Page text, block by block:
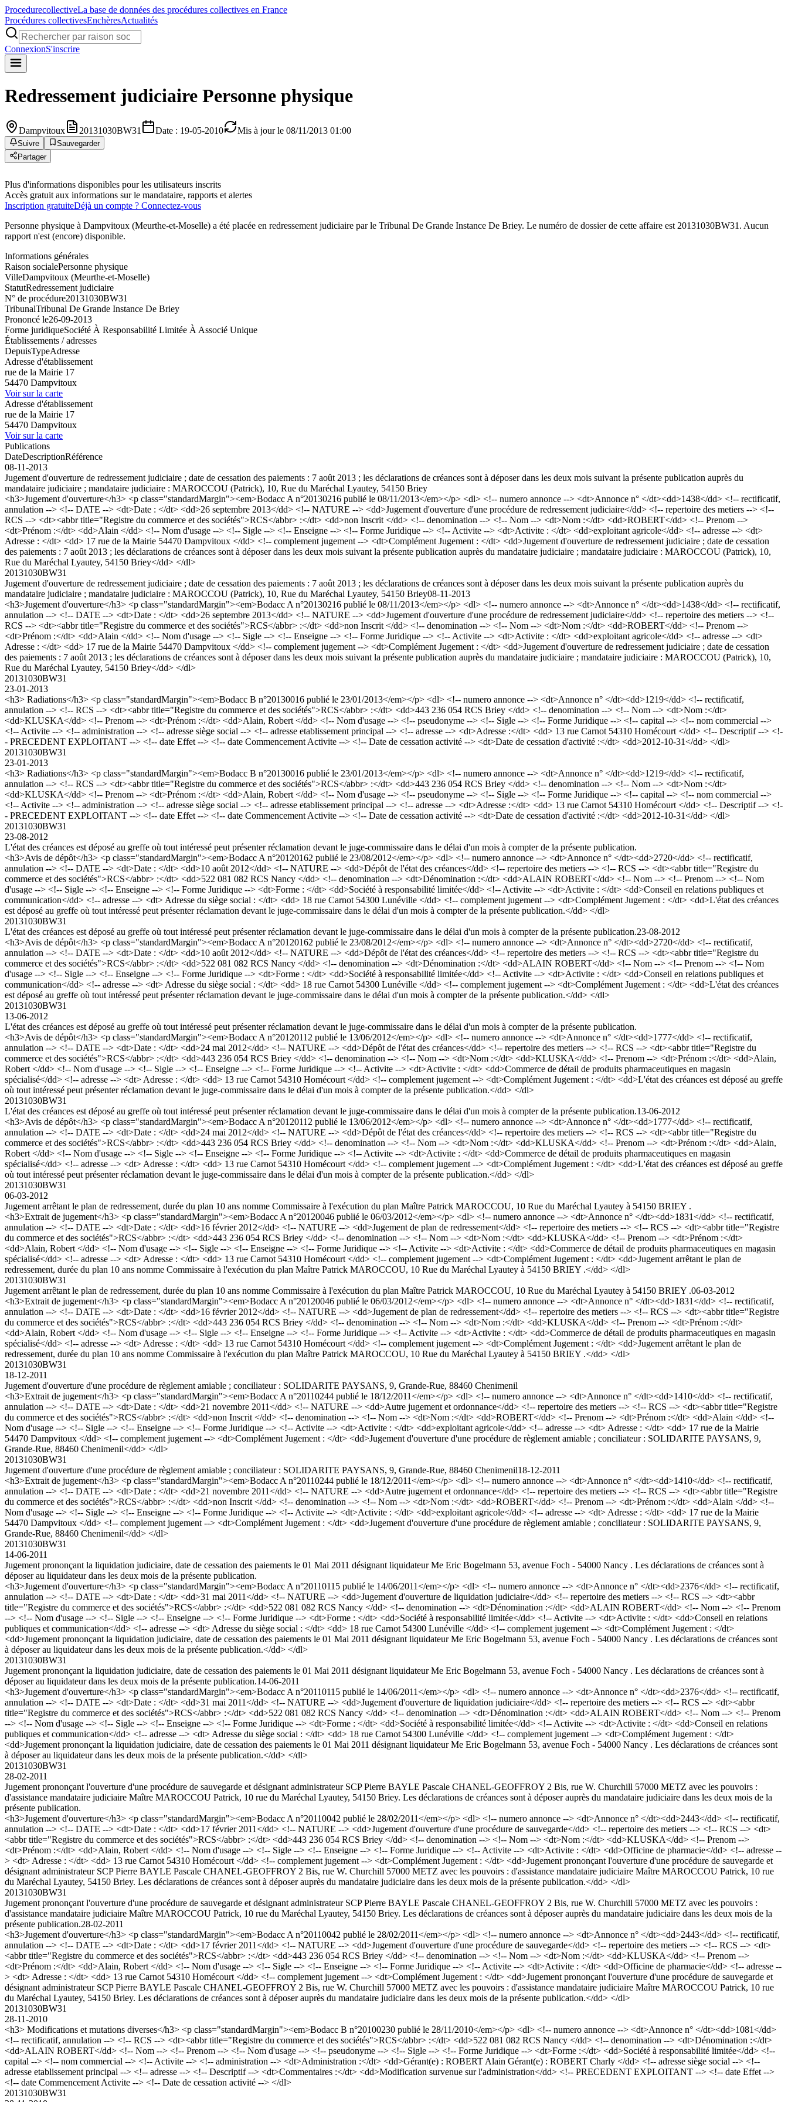
ProcedurecollectiveLa base de données des procédures collectives en France
Procédures collectivesEnchèresActualités
ConnexionS'inscrire
Redressement judiciaire Personne physique
Dampvitoux 20131030BW31 Date : 19-05-2010 Mis à jour le 08/11/2013 01:00
Suivre
Sauvegarder
Partager
Plus d'informations disponibles pour les utilisateurs inscrits
Accès gratuit aux informations sur le mandataire, rapports et alertes
Inscription gratuiteDéjà un compte ? Connectez-vous
Personne physique à Dampvitoux (Meurthe-et-Moselle) a été placée en redressement judiciaire par le Tribunal De Grande Instance De Briey. Le numéro de dossier de cette affaire est 20131030BW31. Aucun
rapport n'est (encore) disponible.
Informations générales
Raison socialePersonne physique
VilleDampvitoux (Meurthe-et-Moselle)
StatutRedressement judiciaire
N° de procédure20131030BW31
TribunalTribunal De Grande Instance De Briey
Prononcé le26-09-2013
Forme juridiqueSociété À Responsabilité Limitée À Associé Unique
Établissements / adresses
DepuisTypeAdresse
Adresse d'établissement
rue de la Mairie 17
54470 Dampvitoux
Voir sur la carte
Adresse d'établissement
rue de la Mairie 17
54470 Dampvitoux
Voir sur la carte
Publications
DateDescriptionRéférence
08-11-2013
Jugement d'ouverture de redressement judiciaire ; date de cessation des paiements : 7 août 2013 ; les déclarations de créances sont à déposer dans les deux mois suivant la présente publication auprès du
mandataire judiciaire ; mandataire judiciaire : MAROCCOU (Patrick), 10, Rue du Maréchal Lyautey, 54150 Briey
<h3>Jugement d'ouverture</h3> <p class="standardMargin"><em>Bodacc A n°20130216 publié le 08/11/2013</em></p> <dl> <!-- numero annonce --> <dt>Annonce n° </dt><dd>1438</dd> <!-- rectificatif,
annulation --> <!-- DATE --> <dt>Date : </dt> <dd>26 septembre 2013</dd> <!-- NATURE --> <dd>Jugement d'ouverture d'une procédure de redressement judiciaire</dd> <!-- repertoire des metiers --> <!--
RCS --> <dt><abbr title="Registre du commerce et des sociétés">RCS</abbr> :</dt> <dd>non Inscrit </dd> <!-- denomination --> <!-- Nom --> <dt>Nom :</dt> <dd>ROBERT</dd> <!-- Prenom -->
<dt>Prénom :</dt> <dd>Alain </dd> <!-- Nom d'usage --> <!-- Sigle --> <!-- Enseigne --> <!-- Forme Juridique --> <!-- Activite --> <dt>Activite : </dt> <dd>exploitant agricole</dd> <!-- adresse --> <dt>
Adresse : </dt> <dd> 17 rue de la Mairie 54470 Dampvitoux </dd> <!-- complement jugement --> <dt>Complément Jugement : </dt> <dd>Jugement d'ouverture de redressement judiciaire ; date de cessation
des paiements : 7 août 2013 ; les déclarations de créances sont à déposer dans les deux mois suivant la présente publication auprès du mandataire judiciaire ; mandataire judiciaire : MAROCCOU (Patrick), 10,
Rue du Maréchal Lyautey, 54150 Briey</dd> </dl>
20131030BW31
Jugement d'ouverture de redressement judiciaire ; date de cessation des paiements : 7 août 2013 ; les déclarations de créances sont à déposer dans les deux mois suivant la présente publication auprès du
mandataire judiciaire ; mandataire judiciaire : MAROCCOU (Patrick), 10, Rue du Maréchal Lyautey, 54150 Briey08-11-2013
<h3>Jugement d'ouverture</h3> <p class="standardMargin"><em>Bodacc A n°20130216 publié le 08/11/2013</em></p> <dl> <!-- numero annonce --> <dt>Annonce n° </dt><dd>1438</dd> <!-- rectificatif,
annulation --> <!-- DATE --> <dt>Date : </dt> <dd>26 septembre 2013</dd> <!-- NATURE --> <dd>Jugement d'ouverture d'une procédure de redressement judiciaire</dd> <!-- repertoire des metiers --> <!--
RCS --> <dt><abbr title="Registre du commerce et des sociétés">RCS</abbr> :</dt> <dd>non Inscrit </dd> <!-- denomination --> <!-- Nom --> <dt>Nom :</dt> <dd>ROBERT</dd> <!-- Prenom -->
<dt>Prénom :</dt> <dd>Alain </dd> <!-- Nom d'usage --> <!-- Sigle --> <!-- Enseigne --> <!-- Forme Juridique --> <!-- Activite --> <dt>Activite : </dt> <dd>exploitant agricole</dd> <!-- adresse --> <dt>
Adresse : </dt> <dd> 17 rue de la Mairie 54470 Dampvitoux </dd> <!-- complement jugement --> <dt>Complément Jugement : </dt> <dd>Jugement d'ouverture de redressement judiciaire ; date de cessation
des paiements : 7 août 2013 ; les déclarations de créances sont à déposer dans les deux mois suivant la présente publication auprès du mandataire judiciaire ; mandataire judiciaire : MAROCCOU (Patrick), 10,
Rue du Maréchal Lyautey, 54150 Briey</dd> </dl>
20131030BW31
23-01-2013
<h3> Radiations</h3> <p class="standardMargin"><em>Bodacc B n°20130016 publié le 23/01/2013</em></p> <dl> <!-- numero annonce --> <dt>Annonce n° </dt><dd>1219</dd> <!-- rectificatif,
annulation --> <!-- RCS --> <dt><abbr title="Registre du commerce et des sociétés">RCS</abbr> :</dt> <dd>443 236 054 RCS Briey </dd> <!-- denomination --> <!-- Nom --> <dt>Nom :</dt>
<dd>KLUSKA</dd> <!-- Prenom --> <dt>Prénom :</dt> <dd>Alain, Robert </dd> <!-- Nom d'usage --> <!-- pseudonyme --> <!-- Sigle --> <!-- Forme Juridique --> <!-- capital --> <!-- nom commercial -->
<!-- Activite --> <!-- administration --> <!-- adresse siège social --> <!-- adresse etablissement principal --> <!-- adresse --> <dt>Adresse :</dt> <dd> 13 rue Carnot 54310 Homécourt </dd> <!-- Descriptif --> <!-
- PRECEDENT EXPLOITANT --> <!-- date Effet --> <!-- date Commencement Activite --> <!-- Date de cessation activité --> <dt>Date de cessation d'activité :</dt> <dd>2012-10-31</dd> </dl>
20131030BW31
23-01-2013
<h3> Radiations</h3> <p class="standardMargin"><em>Bodacc B n°20130016 publié le 23/01/2013</em></p> <dl> <!-- numero annonce --> <dt>Annonce n° </dt><dd>1219</dd> <!-- rectificatif,
annulation --> <!-- RCS --> <dt><abbr title="Registre du commerce et des sociétés">RCS</abbr> :</dt> <dd>443 236 054 RCS Briey </dd> <!-- denomination --> <!-- Nom --> <dt>Nom :</dt>
<dd>KLUSKA</dd> <!-- Prenom --> <dt>Prénom :</dt> <dd>Alain, Robert </dd> <!-- Nom d'usage --> <!-- pseudonyme --> <!-- Sigle --> <!-- Forme Juridique --> <!-- capital --> <!-- nom commercial -->
<!-- Activite --> <!-- administration --> <!-- adresse siège social --> <!-- adresse etablissement principal --> <!-- adresse --> <dt>Adresse :</dt> <dd> 13 rue Carnot 54310 Homécourt </dd> <!-- Descriptif --> <!-
- PRECEDENT EXPLOITANT --> <!-- date Effet --> <!-- date Commencement Activite --> <!-- Date de cessation activité --> <dt>Date de cessation d'activité :</dt> <dd>2012-10-31</dd> </dl>
20131030BW31
23-08-2012
L'état des créances est déposé au greffe où tout intéressé peut présenter réclamation devant le juge-commissaire dans le délai d'un mois à compter de la présente publication.
<h3>Avis de dépôt</h3> <p class="standardMargin"><em>Bodacc A n°20120162 publié le 23/08/2012</em></p> <dl> <!-- numero annonce --> <dt>Annonce n° </dt><dd>2720</dd> <!-- rectificatif,
annulation --> <!-- DATE --> <dt>Date : </dt> <dd>10 août 2012</dd> <!-- NATURE --> <dd>Dépôt de l'état des créances</dd> <!-- repertoire des metiers --> <!-- RCS --> <dt><abbr title="Registre du
commerce et des sociétés">RCS</abbr> :</dt> <dd>522 081 082 RCS Nancy </dd> <!-- denomination --> <dt>Dénomination :</dt> <dd>ALAIN ROBERT</dd> <!-- Nom --> <!-- Prenom --> <!-- Nom
d'usage --> <!-- Sigle --> <!-- Enseigne --> <!-- Forme Juridique --> <dt>Forme : </dt> <dd>Société à responsabilité limitée</dd> <!-- Activite --> <dt>Activite : </dt> <dd>Conseil en relations publiques et
communication</dd> <!-- adresse --> <dt> Adresse du siège social : </dt> <dd> 18 rue Carnot 54300 Lunéville </dd> <!-- complement jugement --> <dt>Complément Jugement : </dt> <dd>L'état des créances
est déposé au greffe où tout intéressé peut présenter réclamation devant le juge-commissaire dans le délai d'un mois à compter de la présente publication.</dd> </dl>
20131030BW31
L'état des créances est déposé au greffe où tout intéressé peut présenter réclamation devant le juge-commissaire dans le délai d'un mois à compter de la présente publication.23-08-2012
<h3>Avis de dépôt</h3> <p class="standardMargin"><em>Bodacc A n°20120162 publié le 23/08/2012</em></p> <dl> <!-- numero annonce --> <dt>Annonce n° </dt><dd>2720</dd> <!-- rectificatif,
annulation --> <!-- DATE --> <dt>Date : </dt> <dd>10 août 2012</dd> <!-- NATURE --> <dd>Dépôt de l'état des créances</dd> <!-- repertoire des metiers --> <!-- RCS --> <dt><abbr title="Registre du
commerce et des sociétés">RCS</abbr> :</dt> <dd>522 081 082 RCS Nancy </dd> <!-- denomination --> <dt>Dénomination :</dt> <dd>ALAIN ROBERT</dd> <!-- Nom --> <!-- Prenom --> <!-- Nom
d'usage --> <!-- Sigle --> <!-- Enseigne --> <!-- Forme Juridique --> <dt>Forme : </dt> <dd>Société à responsabilité limitée</dd> <!-- Activite --> <dt>Activite : </dt> <dd>Conseil en relations publiques et
communication</dd> <!-- adresse --> <dt> Adresse du siège social : </dt> <dd> 18 rue Carnot 54300 Lunéville </dd> <!-- complement jugement --> <dt>Complément Jugement : </dt> <dd>L'état des créances
est déposé au greffe où tout intéressé peut présenter réclamation devant le juge-commissaire dans le délai d'un mois à compter de la présente publication.</dd> </dl>
20131030BW31
13-06-2012
L'état des créances est déposé au greffe où tout intéressé peut présenter réclamation devant le juge-commissaire dans le délai d'un mois à compter de la présente publication.
<h3>Avis de dépôt</h3> <p class="standardMargin"><em>Bodacc A n°20120112 publié le 13/06/2012</em></p> <dl> <!-- numero annonce --> <dt>Annonce n° </dt><dd>1777</dd> <!-- rectificatif,
annulation --> <!-- DATE --> <dt>Date : </dt> <dd>24 mai 2012</dd> <!-- NATURE --> <dd>Dépôt de l'état des créances</dd> <!-- repertoire des metiers --> <!-- RCS --> <dt><abbr title="Registre du
commerce et des sociétés">RCS</abbr> :</dt> <dd>443 236 054 RCS Briey </dd> <!-- denomination --> <!-- Nom --> <dt>Nom :</dt> <dd>KLUSKA</dd> <!-- Prenom --> <dt>Prénom :</dt> <dd>Alain,
Robert </dd> <!-- Nom d'usage --> <!-- Sigle --> <!-- Enseigne --> <!-- Forme Juridique --> <!-- Activite --> <dt>Activite : </dt> <dd>Commerce de détail de produits pharmaceutiques en magasin
spécialisé</dd> <!-- adresse --> <dt> Adresse : </dt> <dd> 13 rue Carnot 54310 Homécourt </dd> <!-- complement jugement --> <dt>Complément Jugement : </dt> <dd>L'état des créances est déposé au greffe
où tout intéressé peut présenter réclamation devant le juge-commissaire dans le délai d'un mois à compter de la présente publication.</dd> </dl>
20131030BW31
L'état des créances est déposé au greffe où tout intéressé peut présenter réclamation devant le juge-commissaire dans le délai d'un mois à compter de la présente publication.13-06-2012
<h3>Avis de dépôt</h3> <p class="standardMargin"><em>Bodacc A n°20120112 publié le 13/06/2012</em></p> <dl> <!-- numero annonce --> <dt>Annonce n° </dt><dd>1777</dd> <!-- rectificatif,
annulation --> <!-- DATE --> <dt>Date : </dt> <dd>24 mai 2012</dd> <!-- NATURE --> <dd>Dépôt de l'état des créances</dd> <!-- repertoire des metiers --> <!-- RCS --> <dt><abbr title="Registre du
commerce et des sociétés">RCS</abbr> :</dt> <dd>443 236 054 RCS Briey </dd> <!-- denomination --> <!-- Nom --> <dt>Nom :</dt> <dd>KLUSKA</dd> <!-- Prenom --> <dt>Prénom :</dt> <dd>Alain,
Robert </dd> <!-- Nom d'usage --> <!-- Sigle --> <!-- Enseigne --> <!-- Forme Juridique --> <!-- Activite --> <dt>Activite : </dt> <dd>Commerce de détail de produits pharmaceutiques en magasin
spécialisé</dd> <!-- adresse --> <dt> Adresse : </dt> <dd> 13 rue Carnot 54310 Homécourt </dd> <!-- complement jugement --> <dt>Complément Jugement : </dt> <dd>L'état des créances est déposé au greffe
où tout intéressé peut présenter réclamation devant le juge-commissaire dans le délai d'un mois à compter de la présente publication.</dd> </dl>
20131030BW31
06-03-2012
Jugement arrêtant le plan de redressement, durée du plan 10 ans nomme Commissaire à l'exécution du plan Maître Patrick MAROCCOU, 10 Rue du Maréchal Lyautey à 54150 BRIEY .
<h3>Extrait de jugement</h3> <p class="standardMargin"><em>Bodacc A n°20120046 publié le 06/03/2012</em></p> <dl> <!-- numero annonce --> <dt>Annonce n° </dt><dd>1831</dd> <!-- rectificatif,
annulation --> <!-- DATE --> <dt>Date : </dt> <dd>16 février 2012</dd> <!-- NATURE --> <dd>Jugement de plan de redressement</dd> <!-- repertoire des metiers --> <!-- RCS --> <dt><abbr title="Registre
du commerce et des sociétés">RCS</abbr> :</dt> <dd>443 236 054 RCS Briey </dd> <!-- denomination --> <!-- Nom --> <dt>Nom :</dt> <dd>KLUSKA</dd> <!-- Prenom --> <dt>Prénom :</dt>
<dd>Alain, Robert </dd> <!-- Nom d'usage --> <!-- Sigle --> <!-- Enseigne --> <!-- Forme Juridique --> <!-- Activite --> <dt>Activite : </dt> <dd>Commerce de détail de produits pharmaceutiques en magasin
spécialisé</dd> <!-- adresse --> <dt> Adresse : </dt> <dd> 13 rue Carnot 54310 Homécourt </dd> <!-- complement jugement --> <dt>Complément Jugement : </dt> <dd>Jugement arrêtant le plan de
redressement, durée du plan 10 ans nomme Commissaire à l'exécution du plan Maître Patrick MAROCCOU, 10 Rue du Maréchal Lyautey à 54150 BRIEY .</dd> </dl>
20131030BW31
Jugement arrêtant le plan de redressement, durée du plan 10 ans nomme Commissaire à l'exécution du plan Maître Patrick MAROCCOU, 10 Rue du Maréchal Lyautey à 54150 BRIEY .06-03-2012
<h3>Extrait de jugement</h3> <p class="standardMargin"><em>Bodacc A n°20120046 publié le 06/03/2012</em></p> <dl> <!-- numero annonce --> <dt>Annonce n° </dt><dd>1831</dd> <!-- rectificatif,
annulation --> <!-- DATE --> <dt>Date : </dt> <dd>16 février 2012</dd> <!-- NATURE --> <dd>Jugement de plan de redressement</dd> <!-- repertoire des metiers --> <!-- RCS --> <dt><abbr title="Registre
du commerce et des sociétés">RCS</abbr> :</dt> <dd>443 236 054 RCS Briey </dd> <!-- denomination --> <!-- Nom --> <dt>Nom :</dt> <dd>KLUSKA</dd> <!-- Prenom --> <dt>Prénom :</dt>
<dd>Alain, Robert </dd> <!-- Nom d'usage --> <!-- Sigle --> <!-- Enseigne --> <!-- Forme Juridique --> <!-- Activite --> <dt>Activite : </dt> <dd>Commerce de détail de produits pharmaceutiques en magasin
spécialisé</dd> <!-- adresse --> <dt> Adresse : </dt> <dd> 13 rue Carnot 54310 Homécourt </dd> <!-- complement jugement --> <dt>Complément Jugement : </dt> <dd>Jugement arrêtant le plan de
redressement, durée du plan 10 ans nomme Commissaire à l'exécution du plan Maître Patrick MAROCCOU, 10 Rue du Maréchal Lyautey à 54150 BRIEY .</dd> </dl>
20131030BW31
18-12-2011
Jugement d'ouverture d'une procédure de règlement amiable ; conciliateur : SOLIDARITE PAYSANS, 9, Grande-Rue, 88460 Chenimenil
<h3>Extrait de jugement</h3> <p class="standardMargin"><em>Bodacc A n°20110244 publié le 18/12/2011</em></p> <dl> <!-- numero annonce --> <dt>Annonce n° </dt><dd>1410</dd> <!-- rectificatif,
annulation --> <!-- DATE --> <dt>Date : </dt> <dd>21 novembre 2011</dd> <!-- NATURE --> <dd>Autre jugement et ordonnance</dd> <!-- repertoire des metiers --> <!-- RCS --> <dt><abbr title="Registre
du commerce et des sociétés">RCS</abbr> :</dt> <dd>non Inscrit </dd> <!-- denomination --> <!-- Nom --> <dt>Nom :</dt> <dd>ROBERT</dd> <!-- Prenom --> <dt>Prénom :</dt> <dd>Alain </dd> <!--
Nom d'usage --> <!-- Sigle --> <!-- Enseigne --> <!-- Forme Juridique --> <!-- Activite --> <dt>Activite : </dt> <dd>exploitant agricole</dd> <!-- adresse --> <dt> Adresse : </dt> <dd> 17 rue de la Mairie
54470 Dampvitoux </dd> <!-- complement jugement --> <dt>Complément Jugement : </dt> <dd>Jugement d'ouverture d'une procédure de règlement amiable ; conciliateur : SOLIDARITE PAYSANS, 9,
Grande-Rue, 88460 Chenimenil</dd> </dl>
20131030BW31
Jugement d'ouverture d'une procédure de règlement amiable ; conciliateur : SOLIDARITE PAYSANS, 9, Grande-Rue, 88460 Chenimenil18-12-2011
<h3>Extrait de jugement</h3> <p class="standardMargin"><em>Bodacc A n°20110244 publié le 18/12/2011</em></p> <dl> <!-- numero annonce --> <dt>Annonce n° </dt><dd>1410</dd> <!-- rectificatif,
annulation --> <!-- DATE --> <dt>Date : </dt> <dd>21 novembre 2011</dd> <!-- NATURE --> <dd>Autre jugement et ordonnance</dd> <!-- repertoire des metiers --> <!-- RCS --> <dt><abbr title="Registre
du commerce et des sociétés">RCS</abbr> :</dt> <dd>non Inscrit </dd> <!-- denomination --> <!-- Nom --> <dt>Nom :</dt> <dd>ROBERT</dd> <!-- Prenom --> <dt>Prénom :</dt> <dd>Alain </dd> <!--
Nom d'usage --> <!-- Sigle --> <!-- Enseigne --> <!-- Forme Juridique --> <!-- Activite --> <dt>Activite : </dt> <dd>exploitant agricole</dd> <!-- adresse --> <dt> Adresse : </dt> <dd> 17 rue de la Mairie
54470 Dampvitoux </dd> <!-- complement jugement --> <dt>Complément Jugement : </dt> <dd>Jugement d'ouverture d'une procédure de règlement amiable ; conciliateur : SOLIDARITE PAYSANS, 9,
Grande-Rue, 88460 Chenimenil</dd> </dl>
20131030BW31
14-06-2011
Jugement prononçant la liquidation judiciaire, date de cessation des paiements le 01 Mai 2011 désignant liquidateur Me Eric Bogelmann 53, avenue Foch - 54000 Nancy . Les déclarations de créances sont à
déposer au liquidateur dans les deux mois de la présente publication.
<h3>Jugement d'ouverture</h3> <p class="standardMargin"><em>Bodacc A n°20110115 publié le 14/06/2011</em></p> <dl> <!-- numero annonce --> <dt>Annonce n° </dt><dd>2376</dd> <!-- rectificatif,
annulation --> <!-- DATE --> <dt>Date : </dt> <dd>31 mai 2011</dd> <!-- NATURE --> <dd>Jugement d'ouverture de liquidation judiciaire</dd> <!-- repertoire des metiers --> <!-- RCS --> <dt><abbr
title="Registre du commerce et des sociétés">RCS</abbr> :</dt> <dd>522 081 082 RCS Nancy </dd> <!-- denomination --> <dt>Dénomination :</dt> <dd>ALAIN ROBERT</dd> <!-- Nom --> <!-- Prenom
--> <!-- Nom d'usage --> <!-- Sigle --> <!-- Enseigne --> <!-- Forme Juridique --> <dt>Forme : </dt> <dd>Société à responsabilité limitée</dd> <!-- Activite --> <dt>Activite : </dt> <dd>Conseil en relations
publiques et communication</dd> <!-- adresse --> <dt> Adresse du siège social : </dt> <dd> 18 rue Carnot 54300 Lunéville </dd> <!-- complement jugement --> <dt>Complément Jugement : </dt>
<dd>Jugement prononçant la liquidation judiciaire, date de cessation des paiements le 01 Mai 2011 désignant liquidateur Me Eric Bogelmann 53, avenue Foch - 54000 Nancy . Les déclarations de créances sont
à déposer au liquidateur dans les deux mois de la présente publication.</dd> </dl>
20131030BW31
Jugement prononçant la liquidation judiciaire, date de cessation des paiements le 01 Mai 2011 désignant liquidateur Me Eric Bogelmann 53, avenue Foch - 54000 Nancy . Les déclarations de créances sont à
déposer au liquidateur dans les deux mois de la présente publication.14-06-2011
<h3>Jugement d'ouverture</h3> <p class="standardMargin"><em>Bodacc A n°20110115 publié le 14/06/2011</em></p> <dl> <!-- numero annonce --> <dt>Annonce n° </dt><dd>2376</dd> <!-- rectificatif,
annulation --> <!-- DATE --> <dt>Date : </dt> <dd>31 mai 2011</dd> <!-- NATURE --> <dd>Jugement d'ouverture de liquidation judiciaire</dd> <!-- repertoire des metiers --> <!-- RCS --> <dt><abbr
title="Registre du commerce et des sociétés">RCS</abbr> :</dt> <dd>522 081 082 RCS Nancy </dd> <!-- denomination --> <dt>Dénomination :</dt> <dd>ALAIN ROBERT</dd> <!-- Nom --> <!-- Prenom
--> <!-- Nom d'usage --> <!-- Sigle --> <!-- Enseigne --> <!-- Forme Juridique --> <dt>Forme : </dt> <dd>Société à responsabilité limitée</dd> <!-- Activite --> <dt>Activite : </dt> <dd>Conseil en relations
publiques et communication</dd> <!-- adresse --> <dt> Adresse du siège social : </dt> <dd> 18 rue Carnot 54300 Lunéville </dd> <!-- complement jugement --> <dt>Complément Jugement : </dt>
<dd>Jugement prononçant la liquidation judiciaire, date de cessation des paiements le 01 Mai 2011 désignant liquidateur Me Eric Bogelmann 53, avenue Foch - 54000 Nancy . Les déclarations de créances sont
à déposer au liquidateur dans les deux mois de la présente publication.</dd> </dl>
20131030BW31
28-02-2011
Jugement prononçant l'ouverture d'une procédure de sauvegarde et désignant administrateur SCP Pierre BAYLE Pascale CHANEL-GEOFFROY 2 Bis, rue W. Churchill 57000 METZ avec les pouvoirs :
d'assistance mandataire judiciaire Maître MAROCCOU Patrick, 10 rue du Maréchal Lyautey, 54150 Briey. Les déclarations de créances sont à déposer auprès du mandataire judiciaire dans les deux mois de la
présente publication.
<h3>Jugement d'ouverture</h3> <p class="standardMargin"><em>Bodacc A n°20110042 publié le 28/02/2011</em></p> <dl> <!-- numero annonce --> <dt>Annonce n° </dt><dd>2443</dd> <!-- rectificatif,
annulation --> <!-- DATE --> <dt>Date : </dt> <dd>17 février 2011</dd> <!-- NATURE --> <dd>Jugement d'ouverture d'une procédure de sauvegarde</dd> <!-- repertoire des metiers --> <!-- RCS --> <dt>
<abbr title="Registre du commerce et des sociétés">RCS</abbr> :</dt> <dd>443 236 054 RCS Briey </dd> <!-- denomination --> <!-- Nom --> <dt>Nom :</dt> <dd>KLUSKA</dd> <!-- Prenom -->
<dt>Prénom :</dt> <dd>Alain, Robert </dd> <!-- Nom d'usage --> <!-- Sigle --> <!-- Enseigne --> <!-- Forme Juridique --> <!-- Activite --> <dt>Activite : </dt> <dd>Officine de pharmacie</dd> <!-- adresse --
> <dt> Adresse : </dt> <dd> 13 rue Carnot 54310 Homécourt </dd> <!-- complement jugement --> <dt>Complément Jugement : </dt> <dd>Jugement prononçant l'ouverture d'une procédure de sauvegarde et
désignant administrateur SCP Pierre BAYLE Pascale CHANEL-GEOFFROY 2 Bis, rue W. Churchill 57000 METZ avec les pouvoirs : d'assistance mandataire judiciaire Maître MAROCCOU Patrick, 10 rue
du Maréchal Lyautey, 54150 Briey. Les déclarations de créances sont à déposer auprès du mandataire judiciaire dans les deux mois de la présente publication.</dd> </dl>
20131030BW31
Jugement prononçant l'ouverture d'une procédure de sauvegarde et désignant administrateur SCP Pierre BAYLE Pascale CHANEL-GEOFFROY 2 Bis, rue W. Churchill 57000 METZ avec les pouvoirs :
d'assistance mandataire judiciaire Maître MAROCCOU Patrick, 10 rue du Maréchal Lyautey, 54150 Briey. Les déclarations de créances sont à déposer auprès du mandataire judiciaire dans les deux mois de la
présente publication.28-02-2011
<h3>Jugement d'ouverture</h3> <p class="standardMargin"><em>Bodacc A n°20110042 publié le 28/02/2011</em></p> <dl> <!-- numero annonce --> <dt>Annonce n° </dt><dd>2443</dd> <!-- rectificatif,
annulation --> <!-- DATE --> <dt>Date : </dt> <dd>17 février 2011</dd> <!-- NATURE --> <dd>Jugement d'ouverture d'une procédure de sauvegarde</dd> <!-- repertoire des metiers --> <!-- RCS --> <dt>
<abbr title="Registre du commerce et des sociétés">RCS</abbr> :</dt> <dd>443 236 054 RCS Briey </dd> <!-- denomination --> <!-- Nom --> <dt>Nom :</dt> <dd>KLUSKA</dd> <!-- Prenom -->
<dt>Prénom :</dt> <dd>Alain, Robert </dd> <!-- Nom d'usage --> <!-- Sigle --> <!-- Enseigne --> <!-- Forme Juridique --> <!-- Activite --> <dt>Activite : </dt> <dd>Officine de pharmacie</dd> <!-- adresse --
> <dt> Adresse : </dt> <dd> 13 rue Carnot 54310 Homécourt </dd> <!-- complement jugement --> <dt>Complément Jugement : </dt> <dd>Jugement prononçant l'ouverture d'une procédure de sauvegarde et
désignant administrateur SCP Pierre BAYLE Pascale CHANEL-GEOFFROY 2 Bis, rue W. Churchill 57000 METZ avec les pouvoirs : d'assistance mandataire judiciaire Maître MAROCCOU Patrick, 10 rue
du Maréchal Lyautey, 54150 Briey. Les déclarations de créances sont à déposer auprès du mandataire judiciaire dans les deux mois de la présente publication.</dd> </dl>
20131030BW31
28-11-2010
<h3> Modifications et mutations diverses</h3> <p class="standardMargin"><em>Bodacc B n°20100230 publié le 28/11/2010</em></p> <dl> <!-- numero annonce --> <dt>Annonce n° </dt><dd>1081</dd>
<!-- rectificatif, annulation --> <!-- RCS --> <dt><abbr title="Registre du commerce et des sociétés">RCS</abbr> :</dt> <dd>522 081 082 RCS Nancy </dd> <!-- denomination --> <dt>Dénomination :</dt>
<dd>ALAIN ROBERT</dd> <!-- Nom --> <!-- Prenom --> <!-- Nom d'usage --> <!-- pseudonyme --> <!-- Sigle --> <!-- Forme Juridique --> <dt>Forme :</dt> <dd>Société à responsabilité limitée</dd> <!--
capital --> <!-- nom commercial --> <!-- Activite --> <!-- administration --> <dt>Administration :</dt> <dd>Gérant(e) : ROBERT Alain Gérant(e) : ROBERT Charly </dd> <!-- adresse siège social --> <!--
adresse etablissement principal --> <!-- adresse --> <!-- Descriptif --> <dt>Commentaires :</dt> <dd>Modification survenue sur l'administration</dd> <!-- PRECEDENT EXPLOITANT --> <!-- date Effet -->
<!-- date Commencement Activite --> <!-- Date de cessation activité --> </dl>
20131030BW31